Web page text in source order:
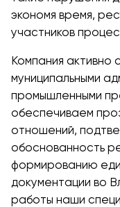
экономя время,
участников
Компания активно
муниципальными
промышленными
обеспечиваем
отношений,
обоснованность
формированию
документации во
работы наши